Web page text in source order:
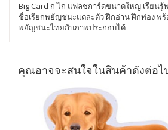
Big Card ก ไก่ แฟลชการ์ดขนาดใหญ่ เรียน
ชื่อเรียกพยัญชนะแต่ละตัว ฝึกอ่าน ฝึกท่อง พร้
พยัญชนะไทยกับภาพประกอบได้
คุณอาจจะสนใจในสินค้าดังต่อไ